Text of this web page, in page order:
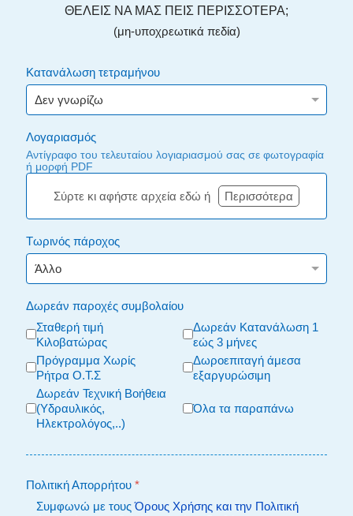
ΘΕΛΕΙΣ ΝΑ ΜΑΣ ΠΕΙΣ ΠΕΡΙΣΣΟΤΕΡΑ;
(μη-υποχρεωτικά πεδία)
Κατανάλωση τετραμήνου
Λογαριασμός
Αντίγραφο του τελευταίου λογιαριασμού σας σε φωτογραφία
ή μορφή PDF
Σύρτε κι αφήστε αρχεία εδώ ή Περισσότερα
Τωρινός πάροχος
Δωρεάν παροχές συμβολαίου
Σταθερή τιμή
Κιλοβατώρας
Δωρεάν Κατανάλωση 1
εώς 3 μήνες
Πρόγραμμα Χωρίς
Ρήτρα Ο.Τ.Σ
Δωροεπιταγή άμεσα
εξαργυρώσιμη
Δωρεάν Τεχνική Βοήθεια
(Υδραυλικός,
Ηλεκτρολόγος,..)
Όλα τα παραπάνω
Πολιτική Απορρήτου *
Συμφωνώ με τουςΌρους Χρήσης και την Πολιτική